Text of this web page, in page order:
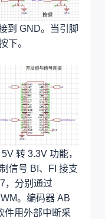
到 GND。当引脚
下。
转 3.3V 功能，
信号 BI、FI 接支
，分别通过
。编码器 AB
件用外部中断采